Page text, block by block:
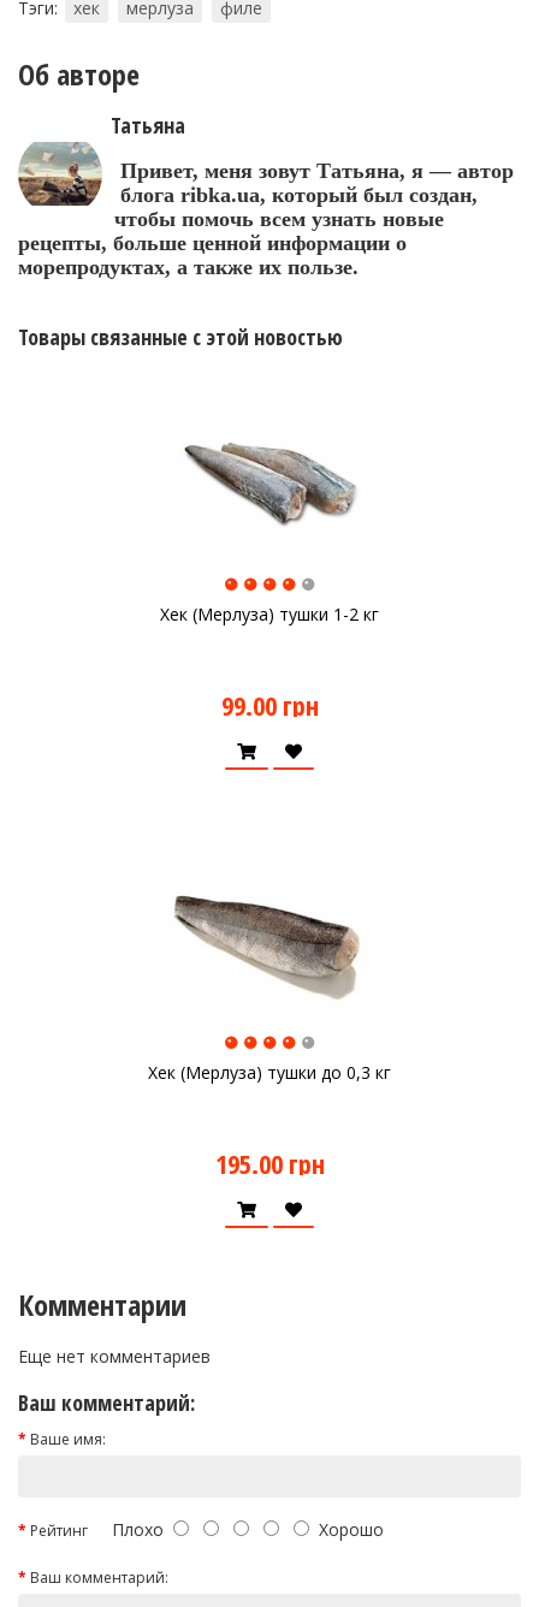
Тэги: хек мерлуза филе
Об авторе
Татьяна
Привет, меня зовут Татьяна, я — автор
блога ribka.ua, который был создан,
чтобы помочь всем узнать новые
рецепты, больше ценной информации о
морепродуктах, а также их пользе.
Товары связанные с этой новостью
Хек (Мерлуза) тушки 1-2 кг
99.00 грн
Хек (Мерлуза) тушки до 0,3 кг
195.00 грн
Комментарии
Еще нет комментариев
Ваш комментарий:
Ваше имя:
Рейтинг Плохо Хорошо
Ваш комментарий: